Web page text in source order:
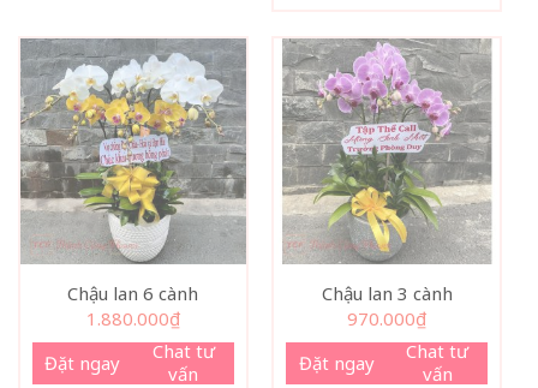
Chậu lan 6 cành
1.880.000₫
Đặt ngay
Chat tư
vấn
Chậu lan 3 cành
970.000₫
Đặt ngay
Chat tư
vấn